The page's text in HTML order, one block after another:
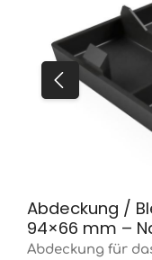
Abdeckung /
94×66 mm –
Abdeckung für